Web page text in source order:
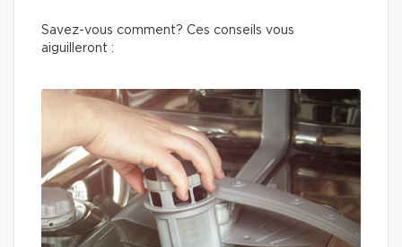
Savez-vous comment? Ces conseils vous
aiguilleront :